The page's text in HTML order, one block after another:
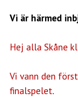
Vi är härmed
Hej alla Skåne
Vi vann den
finalspelet.